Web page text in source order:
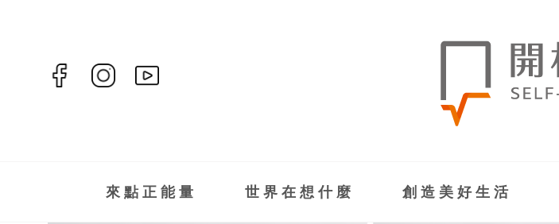
來點正能量 世界在想什麼 創造美好生活